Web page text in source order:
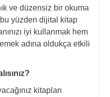
ve düzensiz bir okuma
yüzden dijital kitap
iyi kullanmak hem
adına oldukça etkili
kitapları